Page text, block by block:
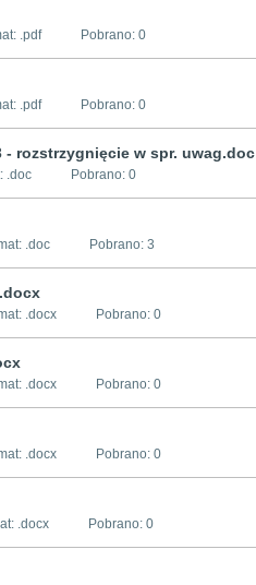
.pdf Pobrano: 0
.pdf Pobrano: 0
- rozstrzygnięcie w spr. uwag.doc
.doc Pobrano: 0
.doc Pobrano: 3
.docx Pobrano: 0
.docx Pobrano: 0
.docx Pobrano: 0
.docx Pobrano: 0